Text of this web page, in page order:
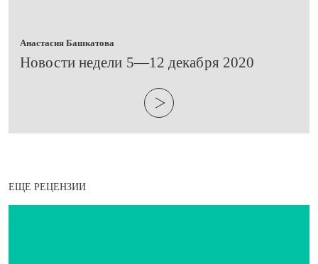
Анастасия Башкатова
Новости недели 5—12 декабря 2020
ЕЩЕ РЕЦЕНЗИИ